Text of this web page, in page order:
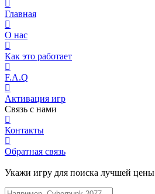
Главная
О нас
Как это работает
F.A.Q
Активация игр
Связь с нами
Контакты
Обратная связь
Укажи игру для поиска лучшей цены